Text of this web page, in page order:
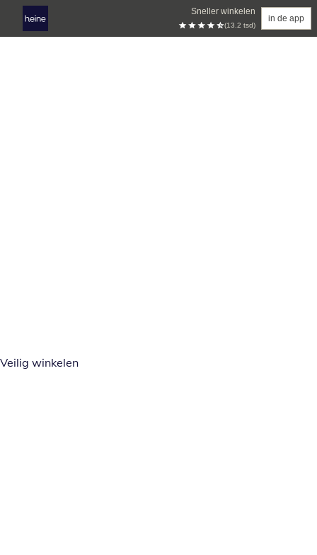
Sneller winkelen
(13.2 tsd)
in de app
Veilig winkelen